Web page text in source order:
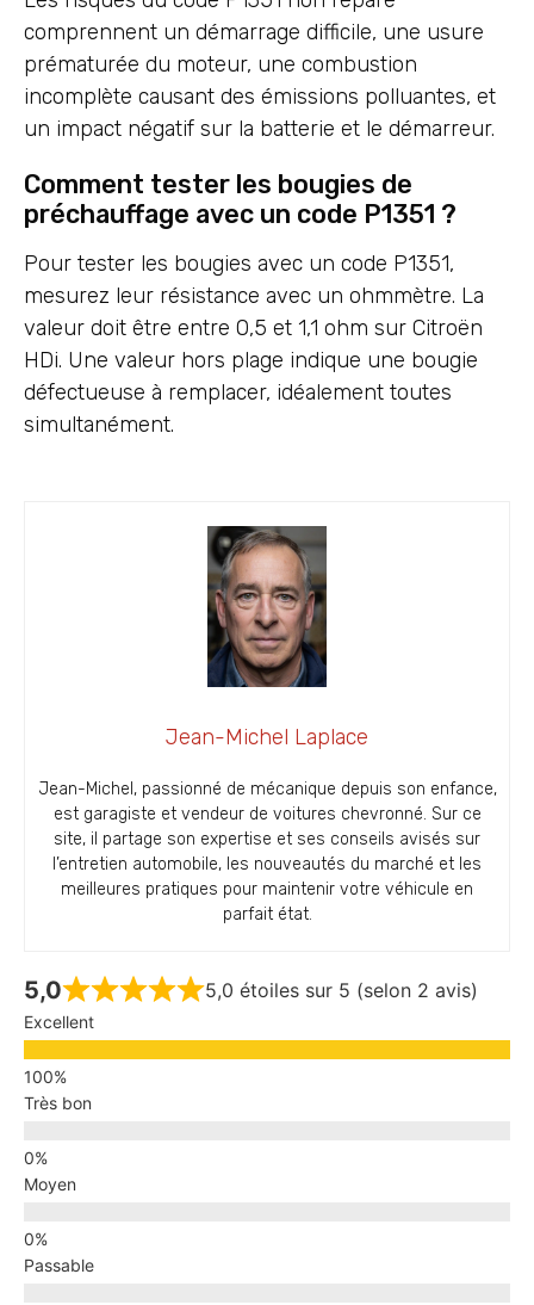
comprennent un démarrage difficile, une usure
prématurée du moteur, une combustion
incomplète causant des émissions polluantes, et
un impact négatif sur la batterie et le démarreur.
Comment tester les bougies de
préchauffage avec un code P1351 ?
Pour tester les bougies avec un code P1351,
mesurez leur résistance avec un ohmmètre. La
valeur doit être entre 0,5 et 1,1 ohm sur Citroën
HDi. Une valeur hors plage indique une bougie
défectueuse à remplacer, idéalement toutes
simultanément.
Jean-Michel Laplace
Jean-Michel, passionné de mécanique depuis son enfance,
est garagiste et vendeur de voitures chevronné. Sur ce
site, il partage son expertise et ses conseils avisés sur
l’entretien automobile, les nouveautés du marché et les
meilleures pratiques pour maintenir votre véhicule en
parfait état.
5,0 5,0 étoiles sur 5 (selon 2 avis)
Excellent
Très bon
Moyen
Passable